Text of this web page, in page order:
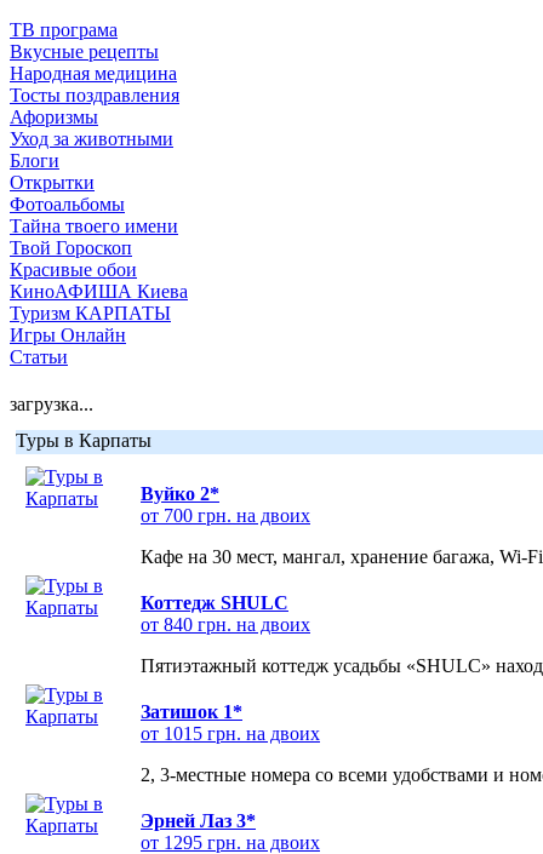
ТВ програма
Вкусные рецепты
Народная медицина
Тосты поздравления
Афоризмы
Уход за животными
Блоги
Открытки
Фотоальбомы
Тайна твоего имени
Твой Гороскоп
Красивые обои
КиноАФИША Киева
Туризм КАРПАТЫ
Игры Онлайн
Статьи
загрузка...
Туры в Карпаты
Вуйко 2*
от 700 грн. на двоих
Кафе на 30 мест, мангал, хранение багажа, Wi-
Коттедж SHULC
от 840 грн. на двоих
Пятиэтажный коттедж усадьбы «SHULC»
Затишок 1*
от 1015 грн. на двоих
2, 3-местные номера со всеми удобствами и
Эрней Лаз 3*
от 1295 грн. на двоих